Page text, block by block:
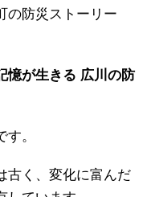
の防災ストーリー
憶が生きる 広川の防
。
古く、変化に富んだ